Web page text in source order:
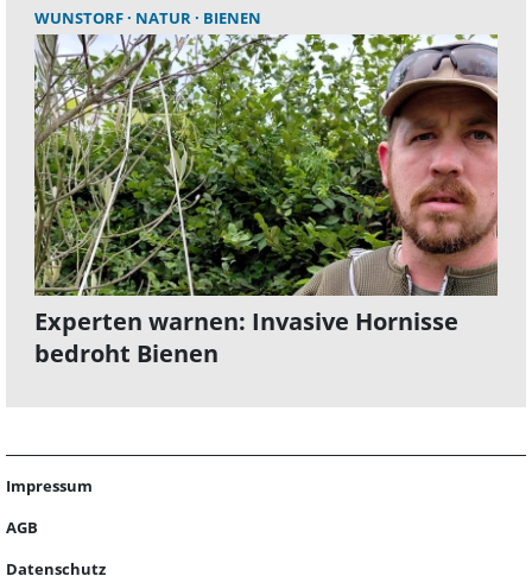
WUNSTORF NATUR BIENEN
Experten warnen: Invasive Hornisse
bedroht Bienen
Impressum
AGB
Datenschutz